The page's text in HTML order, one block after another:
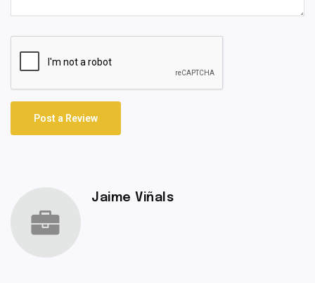
Post a Review
Jaime Viñals